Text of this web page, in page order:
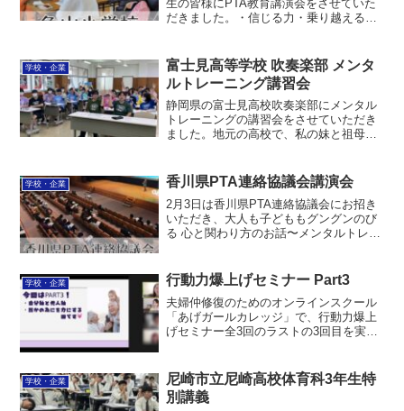
生の皆様にPTA教育講演会をさせていた
だきました。・信じる力・乗り越える力
けサービス詳細 この投稿をInstagramで
見る 宇佐美...
学校・企業
富士見高等学校 吹奏楽部 メンタ
ルトレーニング講習会
静岡県の富士見高校吹奏楽部にメンタル
トレーニングの講習会をさせていただき
ました。地元の高校で、私の妹と祖母、
代音楽を教わった先生です。・イメージ
の力と体感ワーク・反応の...
学校・企業 香川県PTA連絡協議会講演会
2月3日は香川県PTA連絡協議会にお招き
いただき、大人も子どももグングンのび
る 心と関わり方のお話〜メンタルトレー
線、レジリエンスを育む方法人間関係の
考え方捉え方などにつ...
学校・企業 行動力爆上げセミナー Part3
夫婦仲修復のためのオンラインスクール
「あげガールカレッジ」で、行動力爆上
げセミナー全3回のラストの3回目を実施
んな場での学びをハイブリッドにしたよ
うなコンテンツでした。...
学校・企業
尼崎市立尼崎高校体育科3年生特
別講義